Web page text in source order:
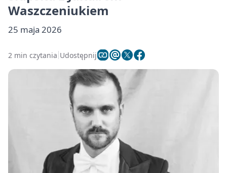
Waszczeniukiem
25 maja 2026
2 min czytania Udostępnij